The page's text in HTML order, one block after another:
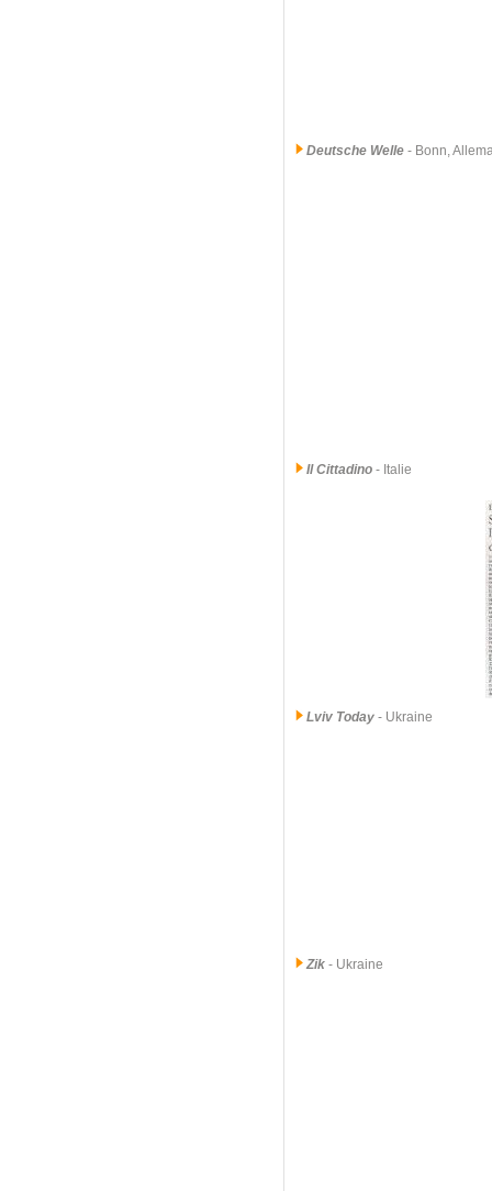
Deutsche Welle - Bonn,
Il Cittadino - Italie
Lviv Today - Ukraine
Zik - Ukraine